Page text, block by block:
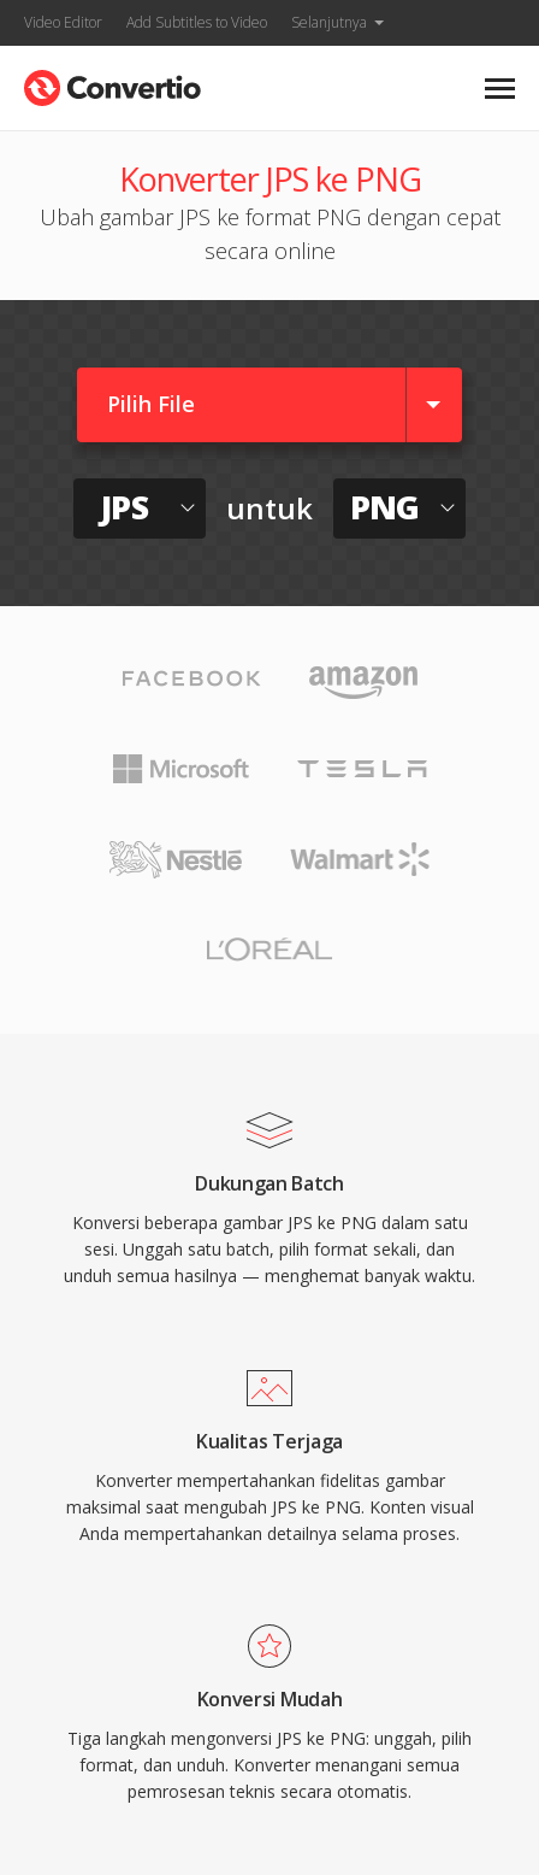
Video Editor Add Subtitles to Video Selanjutnya
Konverter JPS ke PNG
Ubah gambar JPS ke format PNG dengan cepat
secara online
Pilih File
JPS untuk PNG
Dukungan Batch
Konversi beberapa gambar JPS ke PNG dalam satu
sesi. Unggah satu batch, pilih format sekali, dan
unduh semua hasilnya — menghemat banyak waktu.
Kualitas Terjaga
Konverter mempertahankan fidelitas gambar
maksimal saat mengubah JPS ke PNG. Konten visual
Anda mempertahankan detailnya selama proses.
Konversi Mudah
Tiga langkah mengonversi JPS ke PNG: unggah, pilih
format, dan unduh. Konverter menangani semua
pemrosesan teknis secara otomatis.